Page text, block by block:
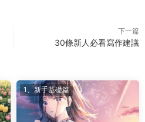
下一篇
30條新人必看寫作建議
1、新手基礎篇